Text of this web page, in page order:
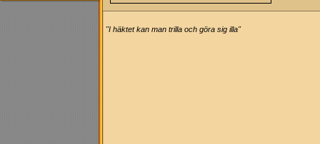
"I häktet kan man trilla och göra sig illa"